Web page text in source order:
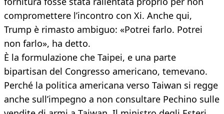
compromettere l’incontro con Xi. Anche qui,
Trump è rimasto ambiguo: «Potrei farlo. Potrei
non farlo», ha detto.
È la formulazione che Taipei, e una parte
bipartisan del Congresso americano, temevano.
Perché la politica americana verso Taiwan si regge
anche sull’impegno a non consultare Pechino sulle